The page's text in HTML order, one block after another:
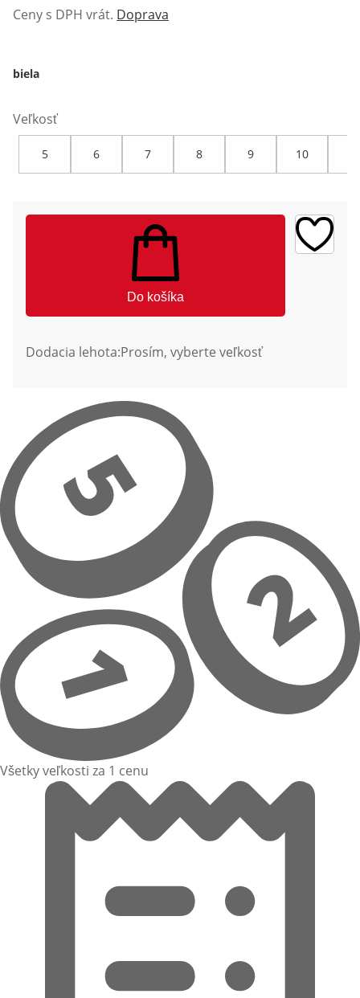
Ceny s DPH vrát. Doprava
biela
Veľkosť
5 6 7 8 9 10
Do košíka
Dodacia lehota:Prosím, vyberte veľkosť
Všetky veľkosti za 1 cenu